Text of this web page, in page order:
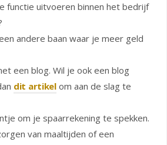
functie uitvoeren binnen het bedrijf
andere baan waar je meer geld
een blog. Wil je ook een blog
dit artikelom aan de slag te
om je spaarrekening te spekken.
van maaltijden of een